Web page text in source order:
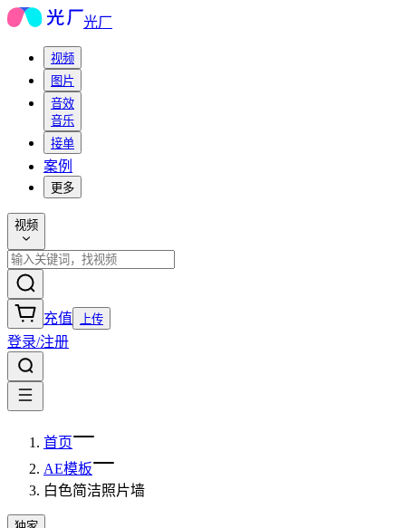
光厂
视频
图片
音效
音乐
接单
案例
更多
视频
充值 上传
登录/注册
首页
AE模板
白色简洁照片墙